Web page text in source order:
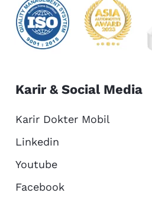
Karir & Social Media
Karir Dokter Mobil
Linkedin
Youtube
Facebook